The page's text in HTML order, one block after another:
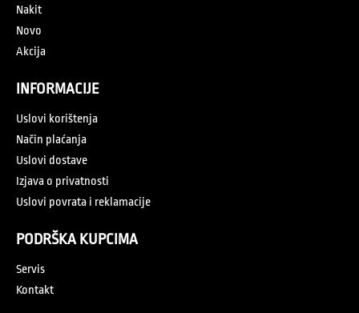
Nakit
Novo
Akcija
INFORMACIJE
Uslovi korištenja
Način plaćanja
Uslovi dostave
Izjava o privatnosti
Uslovi povrata i reklamacije
PODRŠKA KUPCIMA
Servis
Kontakt